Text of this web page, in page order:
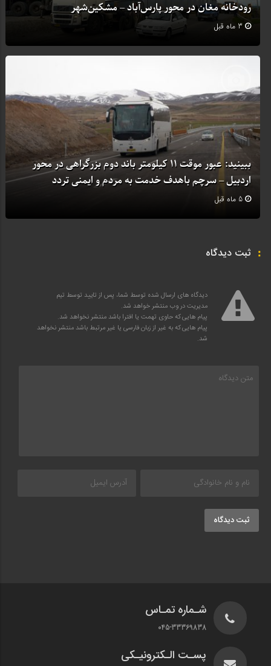
رودخانه مغان در محور پارس‌آباد – مشکین‌شهر
3 ماه قبل
ببینید: عبور موقت ۱۱ کیلومتر باند دوم بزرگراهی در محور
اردبیل – سرچم باهدف خدمت به مردم و ایمنی تردد
5 ماه قبل
ثبت دیدگاه
دیدگاه های ارسال شده توسط شما، پس از تایید توسط تیم
مدیریت در وب منتشر خواهد شد.
پیام هایی که حاوی تهمت یا افترا باشد منتشر نخواهد شد.
پیام هایی که به غیر از زبان فارسی یا غیر مرتبط باشد منتشر نخواهد
شد.
ثبت دیدگاه
شـماره تمـاس
045-33369838
پسـت الـکترونیـکی